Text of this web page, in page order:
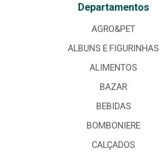
Departamentos
AGRO&PET
ALBUNS E FIGURINHAS
ALIMENTOS
BAZAR
BEBIDAS
BOMBONIERE
CALÇADOS